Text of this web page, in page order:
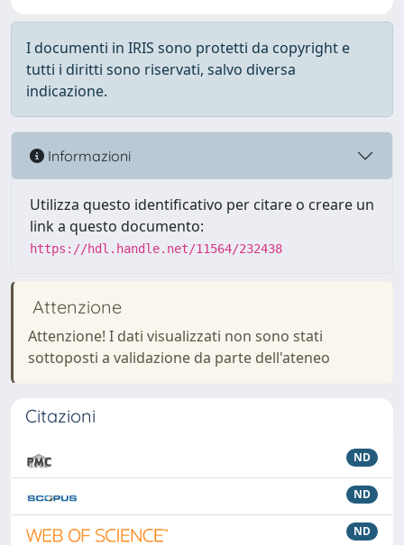
I documenti in IRIS sono protetti da copyright e
tutti i diritti sono riservati, salvo diversa
indicazione.
Informazioni
Utilizza questo identificativo per citare o creare un
link a questo documento:
https://hdl.handle.net/11564/232438
Attenzione
Attenzione! I dati visualizzati non sono stati
sottoposti a validazione da parte dell'ateneo
Citazioni
ND
ND
ND